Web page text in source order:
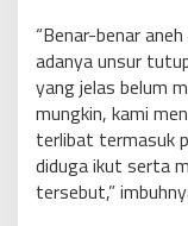
“Benar-benar
adanya unsur
yang jelas belum
mungkin, kami
terlibat termasuk
diduga ikut serta
tersebut,”